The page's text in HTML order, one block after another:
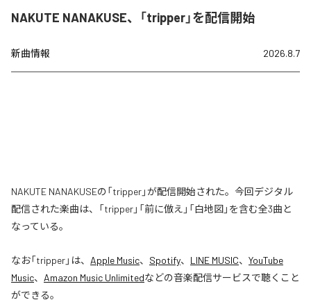
NAKUTE NANAKUSE、「tripper」を配信開始
新曲情報 2026.8.7
NAKUTE NANAKUSEの「tripper」が配信開始された。今回デジタル
配信された楽曲は、「tripper」「前に倣え」「白地図」を含む全3曲と
なっている。
なお「tripper」は、 Apple Music、 Spotify、 LINE MUSIC、 YouTube
Music、 Amazon Music Unlimitedなどの音楽配信サービスで聴くこと
ができる。